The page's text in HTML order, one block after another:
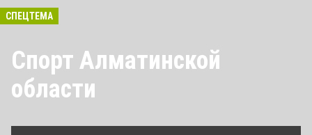
СПЕЦТЕМА
Спорт Алматинской
области